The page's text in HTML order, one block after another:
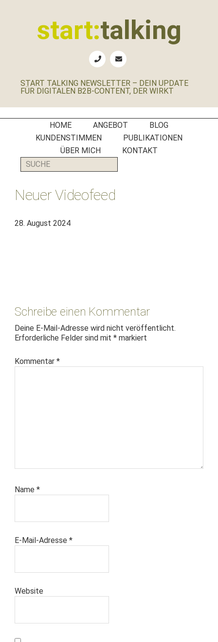
start:talking
B2B-
Social
Media
Manager
PR-
Agenturen
START TALKING NEWSLETTER – DEIN UPDATE
FÜR DIGITALEN B2B-CONTENT, DER WIRKT
HOME ANGEBOT
BLOG
KUNDENSTIMMEN
PUBLIKATIONEN
ÜBER MICH
KONTAKT
SUCHE
Neuer Videofeed
28. August 2024
Interaktionen
Schreibe einen Kommentar
Deine E-Mail-Adresse wird nicht veröffentlicht.
Erforderliche Felder sind mit * markiert
Kommentar *
Name *
E-Mail-Adresse *
Website